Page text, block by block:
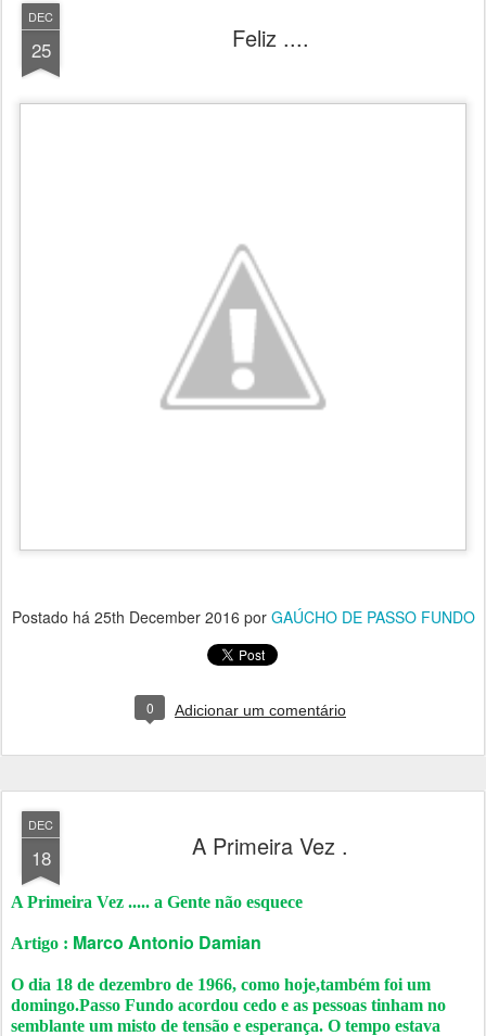
DEC
25 Feliz ....
Postado há 25th December 2016 por GAÚCHO DE PASSO FUNDO
0 Adicionar um comentário
DEC
18 A Primeira Vez .
A Primeira Vez ..... a Gente não esquece
Artigo : Marco Antonio Damian
O dia 18 de dezembro de 1966, como hoje,também foi um
domingo.Passo Fundo acordou cedo e as pessoas tinham no
semblante um misto de tensão e esperança. O tempo estava